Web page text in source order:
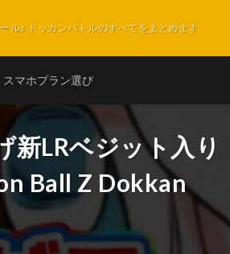
ルz ドッカンバトルのすべてをまとめます
スマホプラン選び
新LRベジット入り
Ball Z Dokkan